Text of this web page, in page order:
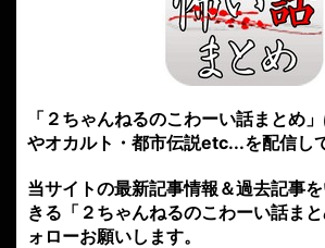
「２ちゃんねるのこわーい話まとめ
やオカルト・都市伝説etc...を配信し
当サイトの最新記事情報＆過去記事
きる「２ちゃんねるのこわーい話ま
ォローお願いします。